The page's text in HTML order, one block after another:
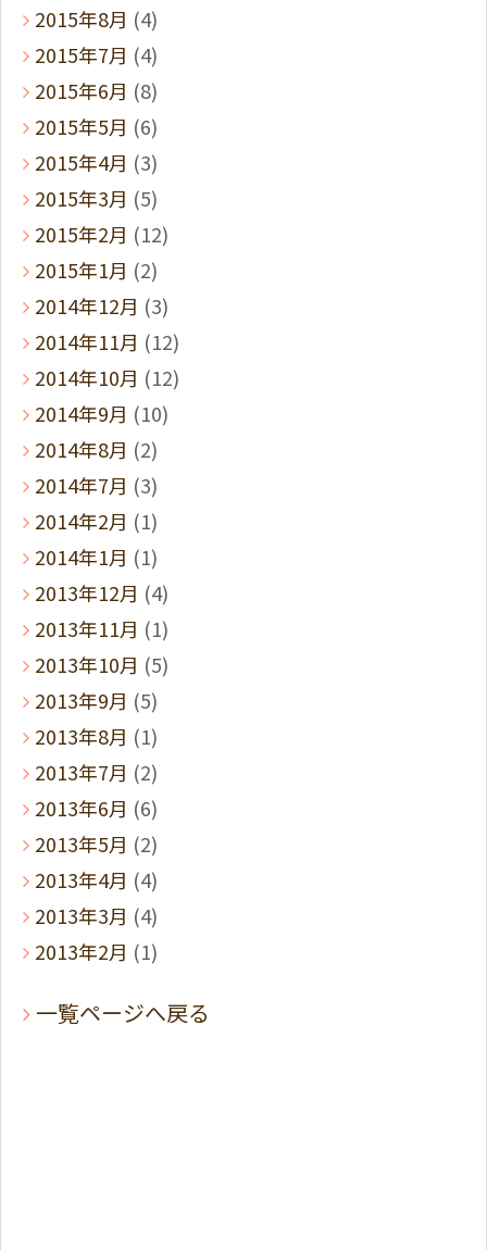
2015年8月 (4)
2015年7月 (4)
2015年6月 (8)
2015年5月 (6)
2015年4月 (3)
2015年3月 (5)
2015年2月 (12)
2015年1月 (2)
2014年12月 (3)
2014年11月 (12)
2014年10月 (12)
2014年9月 (10)
2014年8月 (2)
2014年7月 (3)
2014年2月 (1)
2014年1月 (1)
2013年12月 (4)
2013年11月 (1)
2013年10月 (5)
2013年9月 (5)
2013年8月 (1)
2013年7月 (2)
2013年6月 (6)
2013年5月 (2)
2013年4月 (4)
2013年3月 (4)
2013年2月 (1)
一覧ページへ戻る